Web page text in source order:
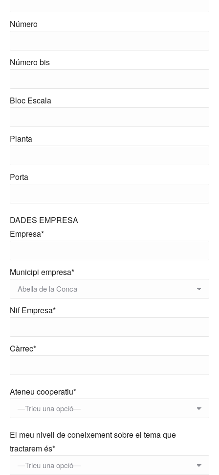
Número
Número bis
Bloc Escala
Planta
Porta
DADES EMPRESA
Empresa*
Municipi empresa*
Nif Empresa*
Càrrec*
Ateneu cooperatiu*
El meu nivell de coneixement sobre el tema que
tractarem és*